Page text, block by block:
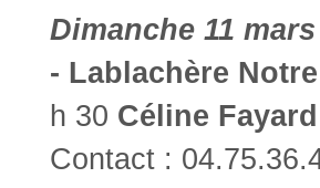
Dimanche 11 mars
- Lablachère
h 30 Céline
Contact :